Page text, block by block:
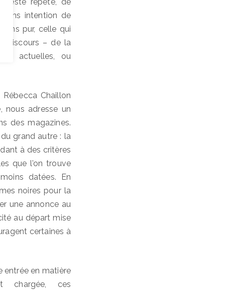
intention de
pur, celle qui
discours – de la
actuelles, ou
Chaillon
nous adresse un
des magazines.
grand autre : la
à des critères
que l’on trouve
datées. En
noires pour la
une annonce au
au départ mise
certaines à
entrée en matière
chargée, ces